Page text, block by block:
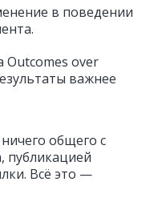
в поведении
Outcomes over
важнее
общего с
публикацией
Всё это —